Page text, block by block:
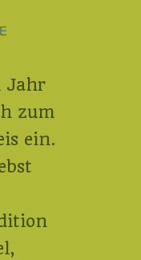
Jahr
zum
ein.